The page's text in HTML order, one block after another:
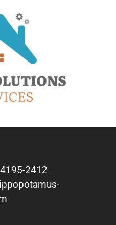
2412